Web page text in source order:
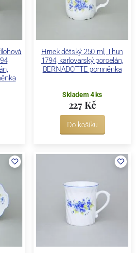
Hrnek dětský 250 ml, Thun
1794, karlovarský porcelán,
BERNADOTTE pomněnka
Skladem 4 ks
227 Kč
Do košíku